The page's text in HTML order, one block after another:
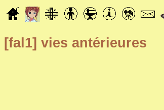
[fal1] vies antérieures